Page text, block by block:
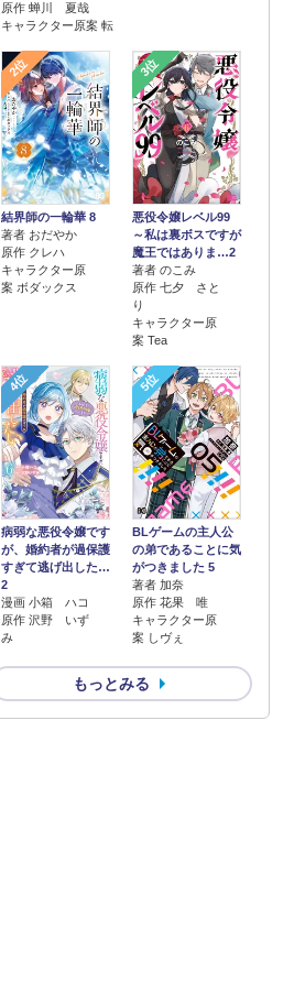
原作 蝉川 夏哉
キャラクター原案 転
2位
結界師の一輪華 8
著者 おだやか
原作 クレハ
キャラクター原
案 ボダックス
3位
悪役令嬢レベル99
～私は裏ボスですが
魔王ではありま…2
著者 のこみ
原作 七夕 さと
り
キャラクター原
案 Tea
4位
病弱な悪役令嬢です
が、婚約者が過保護
すぎて逃げ出した…
2
漫画 小箱 ハコ
原作 沢野 いず
み
5位
BLゲームの主人公
の弟であることに気
がつきました 5
著者 加奈
原作 花果 唯
キャラクター原
案 しヴぇ
もっとみる